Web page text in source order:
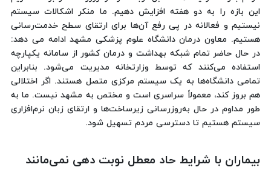
این بازه را به دو هفته افزایش دهیم. ما منکر اشکالات سیستم
نیستیم و فعالانه در پی رفع آن‌ها برای ارتقای سطح خدمت‌رسانی
هستیم. معاون درمان دانشگاه علوم پزشکی مشهد ادامه می دهد:
در حال حاضر تمام شبکه بهداشت و درمان کشور از سامانه یکپارچه
استفاده می‌کنند که توسط وزارتخانه مدیریت می‌شود. بنابراین
تمامی دانشگاه‌ها به یک سیستم مرکزی متصل هستند. اگر اختلالی
هم بروز کند، معمولاً سراسری است و مختص به مشهد نیست. ما به
طور مداوم در حال به‌روزرسانی زیرساخت‌ها و ارتقای زبان نرم‌افزاری
سیستم هستیم تا دسترسی مردم تسهیل شود.
بیماران با شرایط حاد معطل نوبت دهی نمی‌مانند